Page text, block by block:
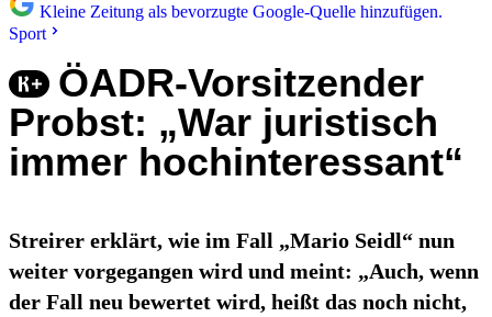
Kleine Zeitung als bevorzugte Google-Quelle hinzufügen.
Sport
ÖADR-Vorsitzender
Probst: „War juristisch
immer hochinteressant“
Streirer erklärt, wie im Fall „Mario Seidl“ nun
weiter vorgegangen wird und meint: „Auch, wenn
der Fall neu bewertet wird, heißt das noch nicht,